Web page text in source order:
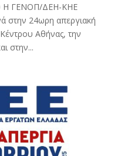
Η ΓΕΝΟΠ/ΔΕΗ-ΚΗΕ
στην 24ωρη απεργιακή
Αθήνας, την
στην...